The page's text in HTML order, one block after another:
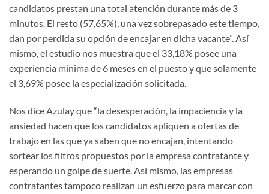
candidatos prestan una total atención durante más de 3
minutos. El resto (57,65%), una vez sobrepasado este tiempo,
dan por perdida su opción de encajar en dicha vacante”. Así
mismo, el estudio nos muestra que el 33,18% posee una
experiencia mínima de 6 meses en el puesto y que solamente
el 3,69% posee la especialización solicitada.
Nos dice Azulay que “la desesperación, la impaciencia y la
ansiedad hacen que los candidatos apliquen a ofertas de
trabajo en las que ya saben que no encajan, intentando
sortear los filtros propuestos por la empresa contratante y
esperando un golpe de suerte. Así mismo, las empresas
contratantes tampoco realizan un esfuerzo para marcar con